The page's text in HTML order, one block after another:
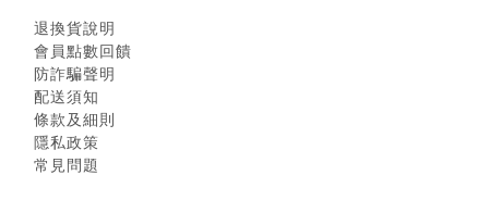
退換貨說明
會員點數回饋
防詐騙聲明
配送須知
條款及細則
隱私政策
常見問題